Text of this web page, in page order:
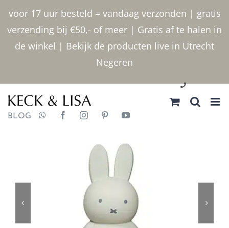
voor 17 uur besteld = vandaag verzonden | gratis
verzending bij €50,- of meer | Gratis af te halen in
de winkel | Bekijk de producten live in Utrecht
Negeren
inhoud
030 2400000
BLOG